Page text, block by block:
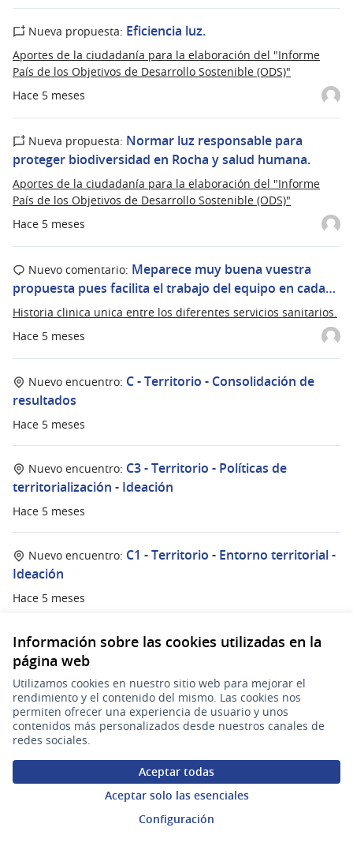
Información sobre las cookies utilizadas en la
página web
Utilizamos cookies en nuestro sitio web para mejorar el
rendimiento y el contenido del mismo. Las cookies nos
permiten ofrecer una experiencia de usuario y unos
contenidos más personalizados desde nuestros canales de
redes sociales.
Aceptar todas
Aceptar solo las esenciales
Configuración
Hace 5 meses
Nueva propuesta: Eficiencia luz.
Aportes de la ciudadanía para la elaboración del "Informe
País de los Objetivos de Desarrollo Sostenible (ODS)"
Hace 5 meses
Nueva propuesta: Normar luz responsable para
proteger biodiversidad en Rocha y salud humana.
Aportes de la ciudadanía para la elaboración del "Informe
País de los Objetivos de Desarrollo Sostenible (ODS)"
Hace 5 meses
Nuevo comentario: Meparece muy buena vuestra
propuesta pues facilita el trabajo del equipo en cada…
Historia clinica unica entre los diferentes servicios sanitarios.
Hace 5 meses
Nuevo encuentro: C - Territorio - Consolidación de
resultados
Hace 5 meses
Nuevo encuentro: C3 - Territorio - Políticas de
territorialización - Ideación
Hace 5 meses
Nuevo encuentro: C1 - Territorio - Entorno territorial -
Ideación
Hace 5 meses
Nuevo encuentro:C2 - Territorio - Red de bibliotecas -
Ideación
Nuevo encuentro:C3 - Territorio - Políticas de
territorialización - Definición de problema
C1 - Territorio - Entorno territorial -